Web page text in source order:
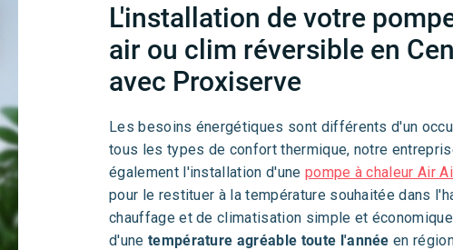
L'installation de votre
air ou clim réversible en
avec Proxiserve
Les besoins énergétiques sont différents d'un
tous les types de confort thermique, notre
également l'installation d'une pompe à chaleur Air
pour le restituer à la température souhaitée dans
chauffage et de climatisation simple et
d'une température agréable toute l'annéeen